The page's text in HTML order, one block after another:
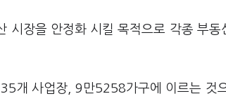
시장을 안정화 시킬 목적으로 각종 부동
개 사업장, 9만5258가구에 이르는 것